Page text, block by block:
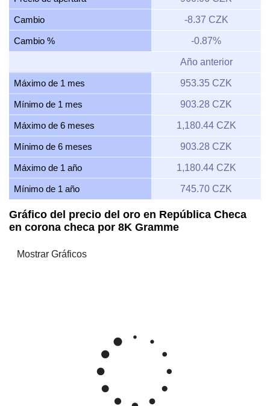
Cambio -8.37 CZK
Cambio % -0.87%
Año anterior
Máximo de 1 mes 953.35 CZK
Mínimo de 1 mes 903.28 CZK
Máximo de 6 meses 1,180.44 CZK
Mínimo de 6 meses 903.28 CZK
Máximo de 1 año 1,180.44 CZK
Mínimo de 1 año 745.70 CZK
Gráfico del precio del oro en República Checa
en corona checa por 8K Gramme